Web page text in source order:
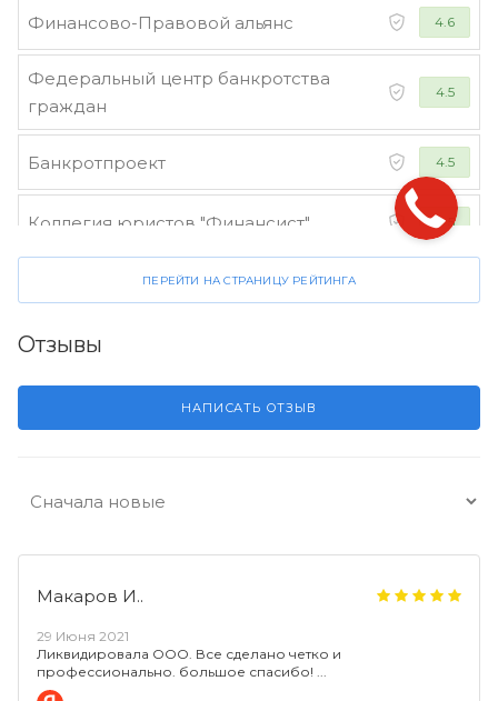
Финансово-Правовой альянс 4.6
Федеральный центр банкротства
граждан
4.5
Банкротпроект 4.5
Коллегия юристов "Финансист" 4.5
ПЕРЕЙТИ НА СТРАНИЦУ РЕЙТИНГА
Отзывы
НАПИСАТЬ ОТЗЫВ
Mакаров И..
29 Июня 2021
Ликвидировала ООО. Все сделано четко и
профессионально. большое спасибо!